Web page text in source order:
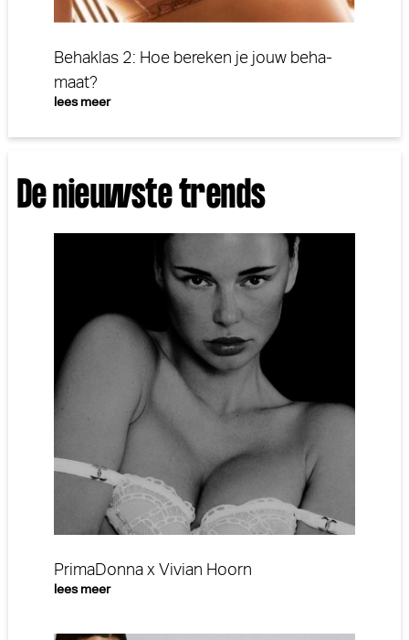
Behaklas 2: Hoe bereken je jouw beha-
maat?
lees meer
De nieuwste trends
PrimaDonna x Vivian Hoorn
lees meer